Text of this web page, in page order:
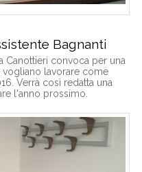
Bagnanti
Canottieri convoca per una
lavorare come
Verrà così redatta una
l'anno prossimo.